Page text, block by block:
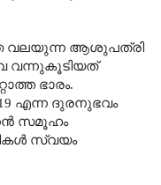
വലയുന്ന ആശുപത്രി
വന്നുകൂടിയത്
ഭാരം.
എന്ന ദുരനുഭവം
സമൂഹം
സ്വയം